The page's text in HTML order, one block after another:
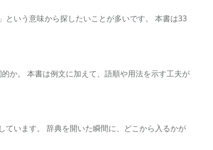
いう意味から探したいことが多いです。 本書は33
か。 本書は例文に加えて、語順や用法を示す工夫が
います。 辞典を開いた瞬間に、どこから入るかが